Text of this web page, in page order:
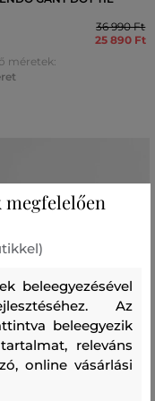
36 990 Ft
25 890 Ft
méretek:
megfelelően
beleegyezésével
Az
beleegyezik
releváns
online vásárlási